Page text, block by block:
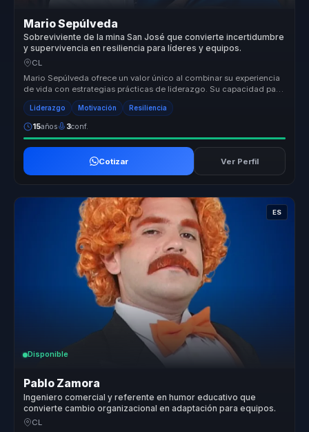
Mario Sepúlveda
Sobreviviente de la mina San José que convierte incertidumbre
y supervivencia en resiliencia para líderes y equipos.
CL
Mario Sepúlveda ofrece un valor único al combinar su experiencia
de vida con estrategias prácticas de liderazgo. Su capacidad para
transf...
Liderazgo Motivación Resiliencia
15años 3conf.
Cotizar Ver Perfil
ES
Disponible
Pablo Zamora
Ingeniero comercial y referente en humor educativo que
convierte cambio organizacional en adaptación para equipos.
CL